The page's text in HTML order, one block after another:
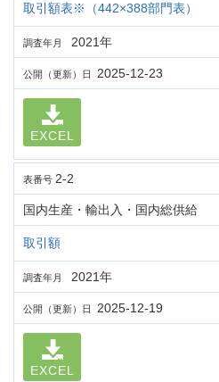
取引額表※（442×388部門表）
調査年月 2021年
公開（更新）日 2025-12-23
EXCEL
表番号 2-2
国内生産・輸出入・国内総供給
取引額
調査年月 2021年
公開（更新）日 2025-12-19
EXCEL